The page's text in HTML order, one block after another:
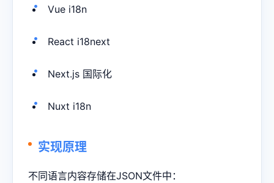
Vue i18n
React i18next
Next.js 国际化
Nuxt i18n
实现原理
不同语言内容存储在JSON文件中：